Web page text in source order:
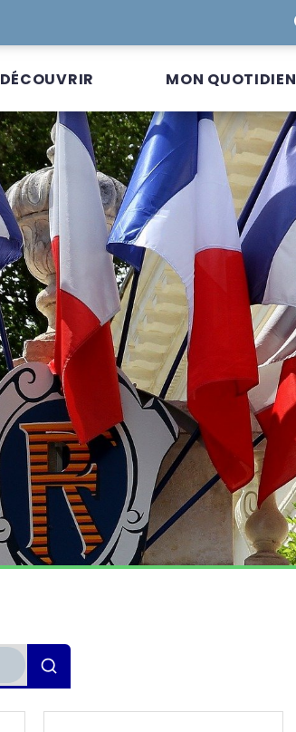
DÉCOUVRIR MON QUOTIDIEN